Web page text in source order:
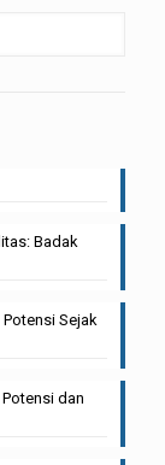
Badak
Sejak
dan